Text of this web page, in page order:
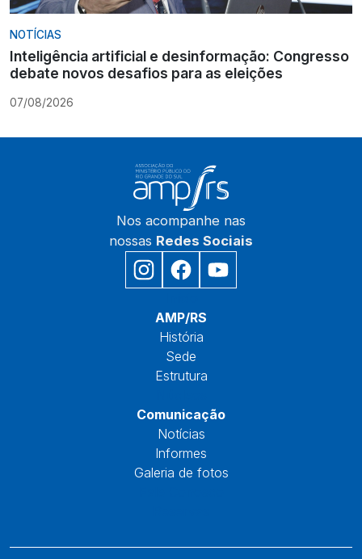
NOTÍCIAS
Inteligência artificial e desinformação: Congresso
debate novos desafios para as eleições
07/08/2026
Nos acompanhe nas
nossas Redes Sociais
AMP/RS
História
Sede
Estrutura
Comunicação
Notícias
Informes
Galeria de fotos